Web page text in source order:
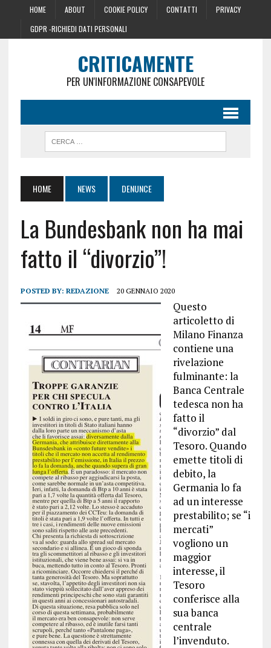
HOME ABOUT COOKIE POLICY CONTATTI
PRIVACY
GDPR -RICHIEDI DATI PERSONALI
CRITICAMENTE
PER UN'INFORMAZIONE CONSAPEVOLE
HOME NEWS DENUNCE
La Bundesbank non ha mai
fatto il “divorzio”!
POSTED BY: REDAZIONE 20 GENNAIO 2020
Questo
articoletto di
Milano Finanza
contiene una
rivelazione
fulminante: la
Banca Centrale
tedesca non ha
fatto il
“divorzio” dal
Tesoro. Quando
emette titoli di
debito, la
Germania lo fa
ad un interesse
prestabilito; se “i
mercati”
vogliono un
maggior
interesse, il
Tesoro
conferisce alla
sua banca
centrale
l’invenduto.